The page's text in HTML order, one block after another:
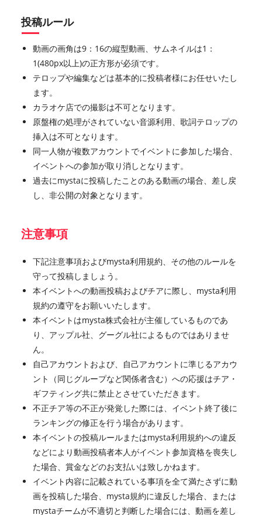
投稿ルール
動画の画角は9：16の縦型動画、サムネイルは1：
1(480px以上)の正方形が必須です。
テロップや編集などは基本的に投稿者様にお任せいたし
ます。
カラオケ店での撮影は不可となります。
原盤権の処理がされていない音源利用、歌詞テロップの
挿入は不可となります。
同一人物が複数アカウントでイベントに参加した場合、
イベントへの参加が取り消しとなります。
過去にmystaに投稿したことのある動画の場合、差し戻
し、非公開の対象となります。
注意事項
下記注意事項およびmysta利用規約、その他のルールを
守って投稿しましょう。
本イベントへの動画投稿およびチアに際し、mysta利用
規約の遵守をお願いいたします。
本イベントはmysta株式会社が主催しているものであ
り、アップル社、グーグル社によるものではありませ
ん。
自己アカウントおよび、自己アカウントに準じるアカウ
ント（同じグループなど関係者含む）への応援はチア・
ギフティング共に禁止とさせていただきます。
不正チア等の不正が発覚した際には、イベント終了後に
ランキングの修正を行う場合があります。
本イベントの投稿ルールまたはmysta利用規約への違反
などにより動画投稿者本人がイベント参加資格を喪失し
た場合、賞金などのお支払いは致しかねます。
イベント内容に記載されている事項を全て満たさずに動
画を投稿した場合、mysta規約に違反した場合、または
mystaチームが不適切と判断した場合には、動画を差し